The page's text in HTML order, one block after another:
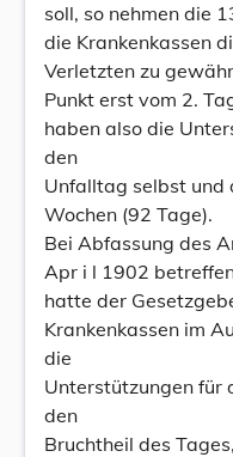
soll, so nehmen die
die Krankenkassen
Verletzten zu
Punkt erst vom 2.
haben also die
den
Unfalltag selbst und
Wochen (92 Tage).
Bei Abfassung des
Apr i l 1902
hatte der
Krankenkassen im
die
Unterstützungen für
den
Bruchtheil des